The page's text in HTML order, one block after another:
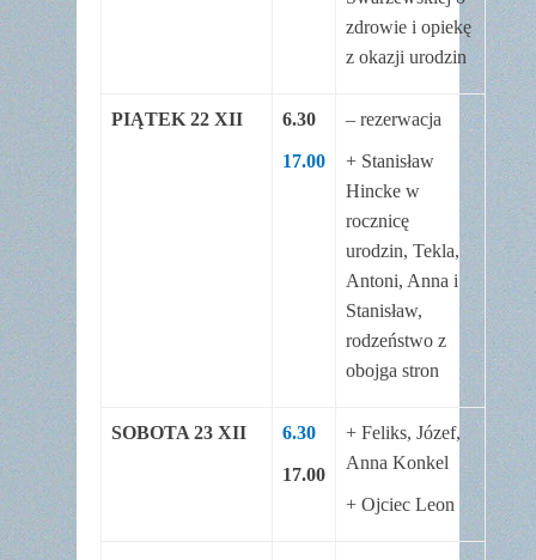
zdrowie i opiekę
z okazji urodzin
PIĄTEK 22 XII 6.30
17.00
– rezerwacja
+ Stanisław
Hincke w
rocznicę
urodzin, Tekla,
Antoni, Anna i
Stanisław,
rodzeństwo z
obojga stron
SOBOTA 23 XII 6.30
17.00
+ Feliks, Józef,
Anna Konkel
+ Ojciec Leon